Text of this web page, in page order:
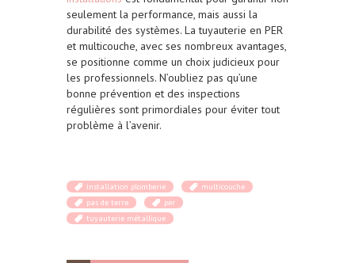
seulement la performance, mais aussi la
durabilité des systèmes. La tuyauterie en PER
et multicouche, avec ses nombreux avantages,
se positionne comme un choix judicieux pour
les professionnels. N’oubliez pas qu’une
bonne prévention et des inspections
régulières sont primordiales pour éviter tout
problème à l’avenir.
installation plomberie
multicouche
pas de terre
per
tuyauterie métallique